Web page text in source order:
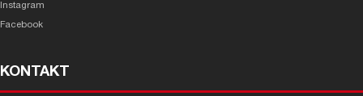
Instagram
Facebook
KONTAKT